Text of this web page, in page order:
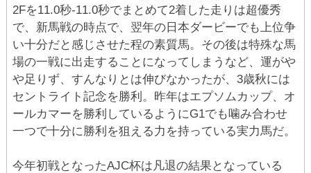
2Fを11.0秒-11.0秒でまとめて2着した走りは超優秀
で、新馬戦の時点で、翌年の日本ダービーでも上位争
い十分だと感じさせた程の素質馬。その後は特殊な馬
場の一戦に出走することになってしまうなど、運がや
や足りず、すんなりとは伸びなかったが、3歳秋には
セントライト記念を勝利。昨年はエプソムカップ、オ
ールカマーを勝利しているようにG1でも噛み合わせ
一つで十分に勝利を狙える力を持っている実力馬だ。
今年初戦となったAJC杯は凡退の結果となっている